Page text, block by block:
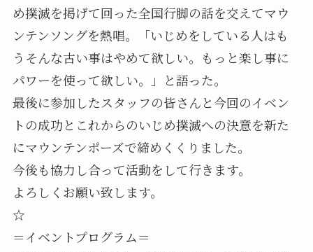
め撲滅を掲げて回った全国行脚の話を交えてマウ
ンテンソングを熱唱。「いじめをしている人はも
うそんな古い事はやめて欲しい。もっと楽し事に
パワーを使って欲しい。」と語った。
最後に参加したスタッフの皆さんと今回のイベン
トの成功とこれからのいじめ撲滅への決意を新た
にマウンテンポーズで締めくくりました。
今後も協力し合って活動をして行きます。
よろしくお願い致します。
☆
＝イベントプログラム＝